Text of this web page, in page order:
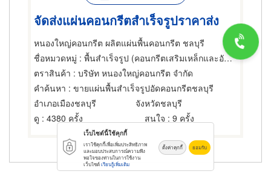
จัดส่งแผ่นคอนกรีตสำเร็จรูปราคาส่ง
หนองใหญ่คอนกรีต ผลิตแผ่นพื้นคอนกรีต ชลบุรี
ชื่อหมวดหมู่ : พื้นสำเร็จรูป (คอนกรีตเสริมเหล็กและอัดแรง),ผู้รับเหมาคอนกรีต,ผู้รับเหมาทำพื้นและทางเดิน
ตราสินค้า : บริษัท หนองใหญ่คอนกรีต จำกัด
คำค้นหา : ขายแผ่นพื้นสำเร็จรูปอัดคอนกรีตชลบุรี
อำเภอเมืองชลบุรี
จังหวัดชลบุรี
ดู : 4380 ครั้ง สนใจ : 9 ครั้ง
เว็บไซต์นี้ใช้คุกกี้
เราใช้คุกกี้เพื่อเพิ่มประสิทธิภาพ
และมอบประสบการณ์ความพึง
พอใจของท่านในการใช้งาน
เว็บไซต์เรียนรู้เพิ่มเติม
ตั้งค่าคุกกี้ ยอมรับ